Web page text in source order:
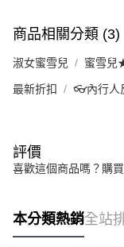
商品相關分類 (3)
淑女蜜雪兒 蜜雪兒
最新折扣 👓內行人
評價
喜歡這個商品嗎？購
本分類熱銷全站